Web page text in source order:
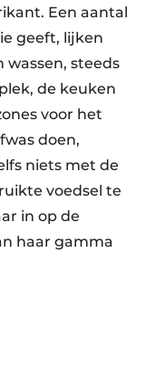
Een aantal
geeft, lijken
steeds
de keuken
voor het
doen,
niets met de
voedsel te
in op de
haar gamma